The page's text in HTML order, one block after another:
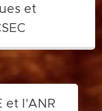
et
et l'ANR